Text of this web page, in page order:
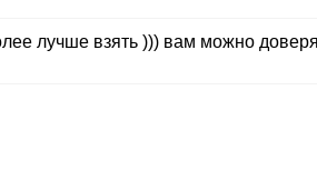
лучше взять ))) вам можно